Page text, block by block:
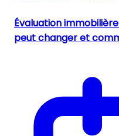
Évaluation
peut changer et